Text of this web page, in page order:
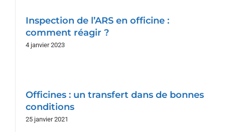
Inspection de l’ARS en officine :
comment réagir ?
4 janvier 2023
Officines : un transfert dans de bonnes
conditions
25 janvier 2021